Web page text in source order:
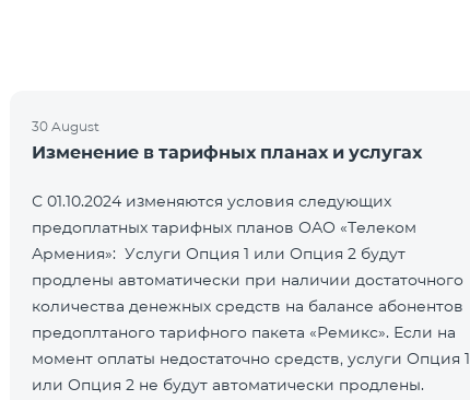
30 August
Изменение в тарифных планах и услугах
С 01.10.2024 изменяются условия следующих
предоплатных тарифных планов ОАО «Телеком
Армения»: Услуги Опция 1 или Опция 2 будут
продлены автоматически при наличии достаточного
количества денежных средств на балансе абонентов
предоплтаного тарифного пакета «Ремикс». Если на
момент оплаты недостаточно средств, услуги Опция 1
или Опция 2 не будут автоматически продлены.